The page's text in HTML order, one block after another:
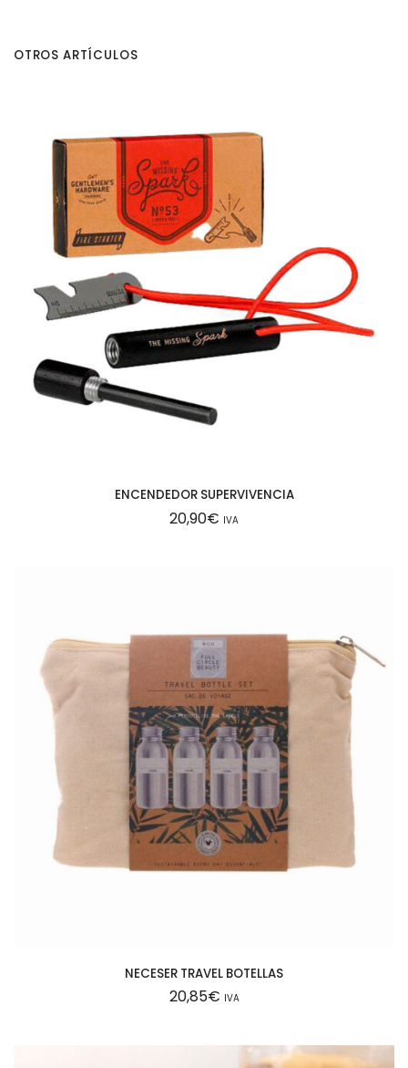
a
OTROS ARTÍCULOS
ENCENDEDOR SUPERVIVENCIA
20,90€ IVA
NECESER TRAVEL BOTELLAS
20,85€ IVA